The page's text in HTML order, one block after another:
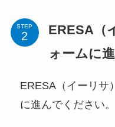
STEP
ERESA（
ォームに
ERESA（イーリサ
に進んでください。